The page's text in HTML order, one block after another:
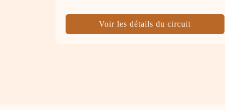
Voir les détails du circuit